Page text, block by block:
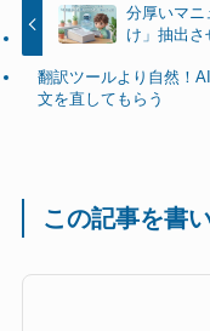
分厚いマニ
け」抽出さ
翻訳ツールより自然！
文を直してもらう
この記事を書